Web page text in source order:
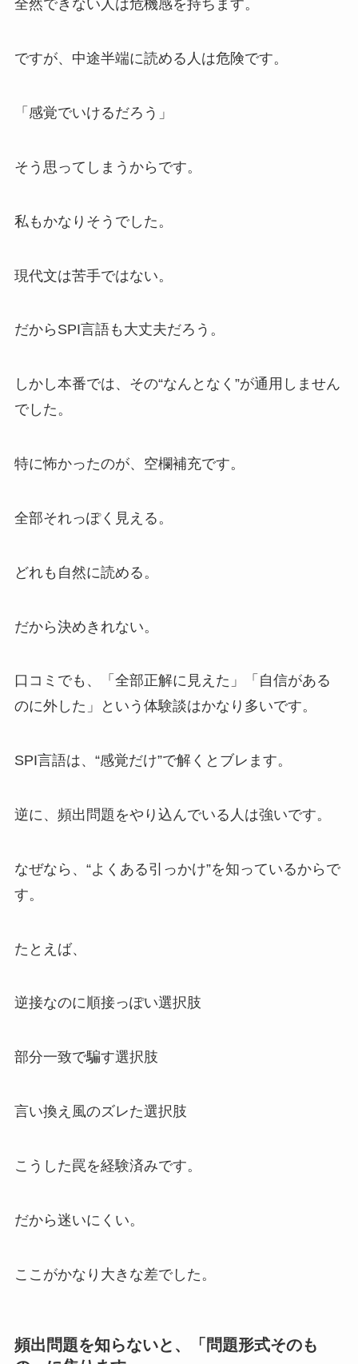
全然できない人は危機感を持ちます。
ですが、中途半端に読める人は危険です。
「感覚でいけるだろう」
そう思ってしまうからです。
私もかなりそうでした。
現代文は苦手ではない。
だからSPI言語も大丈夫だろう。
しかし本番では、その“なんとなく”が通用しません
でした。
特に怖かったのが、空欄補充です。
全部それっぽく見える。
どれも自然に読める。
だから決めきれない。
口コミでも、「全部正解に見えた」「自信がある
のに外した」という体験談はかなり多いです。
SPI言語は、“感覚だけ”で解くとブレます。
逆に、頻出問題をやり込んでいる人は強いです。
なぜなら、“よくある引っかけ”を知っているからで
す。
たとえば、
逆接なのに順接っぽい選択肢
部分一致で騙す選択肢
言い換え風のズレた選択肢
こうした罠を経験済みです。
だから迷いにくい。
ここがかなり大きな差でした。
頻出問題を知らないと、「問題形式そのも